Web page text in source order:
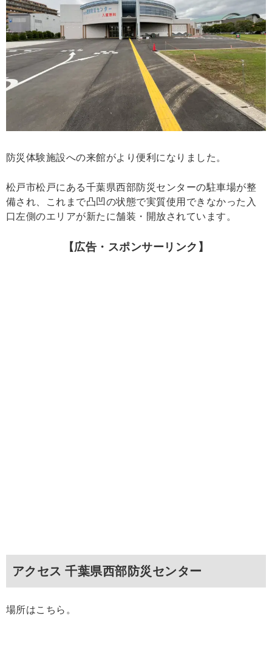
防災体験施設への来館がより便利になりました。
松戸市松戸にある千葉県西部防災センターの駐車場が整
備され、これまで凸凹の状態で実質使用できなかった入
口左側のエリアが新たに舗装・開放されています。
【広告・スポンサーリンク】
アクセス 千葉県西部防災センター
場所はこちら。